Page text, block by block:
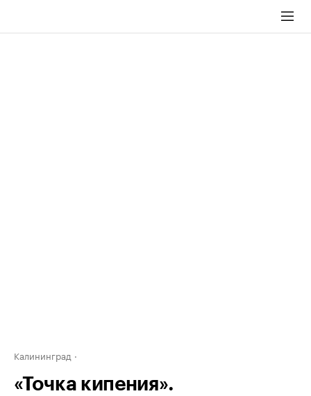
Калининград
«Точка кипения».